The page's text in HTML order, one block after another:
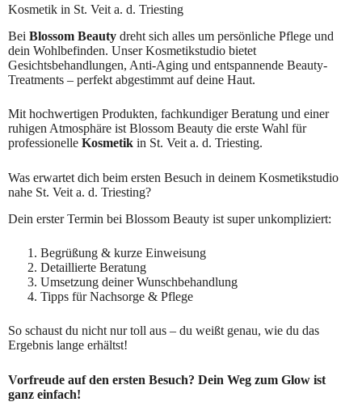
Kosmetik in St. Veit a. d. Triesting
Bei Blossom Beauty dreht sich alles um persönliche Pflege und
dein Wohlbefinden. Unser Kosmetikstudio bietet
Gesichtsbehandlungen, Anti-Aging und entspannende Beauty-
Treatments – perfekt abgestimmt auf deine Haut.
Mit hochwertigen Produkten, fachkundiger Beratung und einer
ruhigen Atmosphäre ist Blossom Beauty die erste Wahl für
professionelle Kosmetik in St. Veit a. d. Triesting.
Was erwartet dich beim ersten Besuch in deinem Kosmetikstudio
nahe St. Veit a. d. Triesting?
Dein erster Termin bei Blossom Beauty ist super unkompliziert:
Begrüßung & kurze Einweisung
Detaillierte Beratung
Umsetzung deiner Wunschbehandlung
Tipps für Nachsorge & Pflege
So schaust du nicht nur toll aus – du weißt genau, wie du das
Ergebnis lange erhältst!
Vorfreude auf den ersten Besuch? Dein Weg zum Glow ist
ganz einfach!